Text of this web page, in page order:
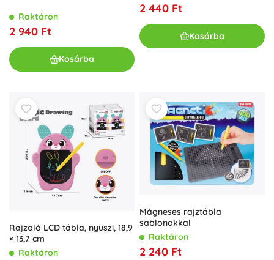
Raktáron
2 940 Ft
Kosárba
2 440 Ft
Kosárba
Rajzoló LCD tábla, nyuszi, 18,9
× 13,7 cm
Raktáron
Mágneses rajztábla
sablonokkal
Raktáron
2 240 Ft